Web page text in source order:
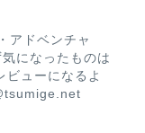
アドベンチャ
になったものは
ビューになるよ